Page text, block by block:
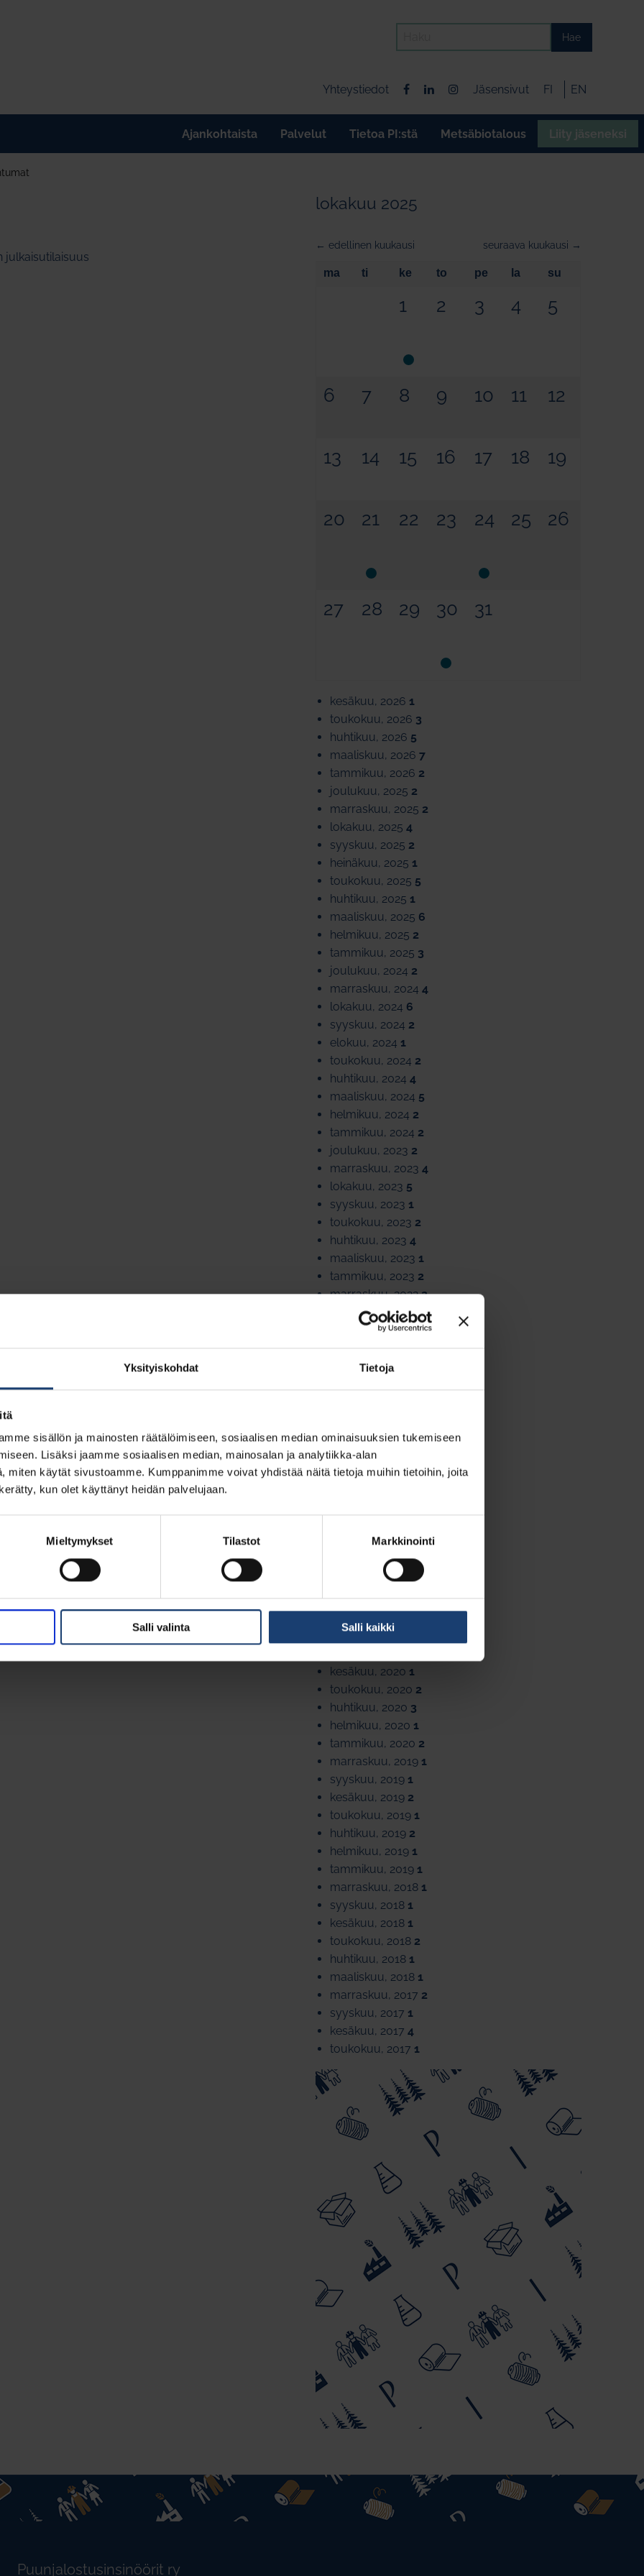
Yksityiskohdat Tietoja
sisällön ja mainosten räätälöimiseen, sosiaalisen median ominaisuuksien tukemiseen
Lisäksi jaamme sosiaalisen median, mainosalan ja analytiikka-alan
miten käytät sivustoamme. Kumppanimme voivat yhdistää näitä tietoja muihin tietoihin, joita
kun olet käyttänyt heidän palvelujaan.
Mieltymykset Tilastot Markkinointi
Salli valinta Salli kaikki
Hae
Yhteystiedot Jäsensivut FI EN
Ajankohtaista Palvelut Tietoa PI:stä Metsäbiotalous Liity jäseneksi
julkaisutilaisuus
lokakuu 2025
← edellinen kuukausi seuraava kuukausi →
ma ti ke to pe la su
1 2 3 4 5
6 7 8 9 10 11 12
13 14 15 16 17 18 19
20 21 22 23 24 25 26
27 28 29 30 31
kesäkuu, 2026 1
toukokuu, 2026 3
huhtikuu, 2026 5
maaliskuu, 20267
tammikuu, 2026 2
joulukuu, 2025 2
marraskuu, 2025 2
lokakuu, 20254
syyskuu, 2025 2
heinäkuu, 2025 1
toukokuu, 2025 5
huhtikuu, 2025 1
maaliskuu, 2025 6
helmikuu, 2025 2
tammikuu, 2025 3
joulukuu, 2024 2
marraskuu, 20244
lokakuu, 2024 6
syyskuu, 2024 2
elokuu, 2024 1
toukokuu, 2024 2
huhtikuu, 20244
maaliskuu, 2024 5
helmikuu, 2024 2
tammikuu, 2024 2
joulukuu, 2023 2
marraskuu, 20234
lokakuu, 2023 5
syyskuu, 2023 1
toukokuu, 2023 2
huhtikuu, 20234
maaliskuu, 2023 1
tammikuu, 2023 2
marraskuu, 20222
lokakuu, 20222
syyskuu, 20222
elokuu, 20222
kesäkuu, 2022
helmikuu, 20221
tammikuu, 2022
marraskuu, 20212
toukokuu, 20211
huhtikuu, 2021
2
maaliskuu, 20212
helmikuu, 20211
marraskuu, 2020
kesäkuu, 2020 1
toukokuu, 2020 2
huhtikuu, 2020 3
helmikuu, 2020 1
tammikuu, 2020 2
marraskuu, 2019 1
syyskuu, 2019 1
kesäkuu, 2019 2
toukokuu, 2019 1
huhtikuu, 2019 2
helmikuu, 2019 1
tammikuu, 2019 1
marraskuu, 2018 1
syyskuu, 2018 1
kesäkuu, 2018 1
toukokuu, 2018 2
huhtikuu, 2018 1
maaliskuu, 2018 1
marraskuu, 2017 2
syyskuu, 2017 1
kesäkuu, 20174
toukokuu, 2017 1
Puunjalostusinsinöörit ry